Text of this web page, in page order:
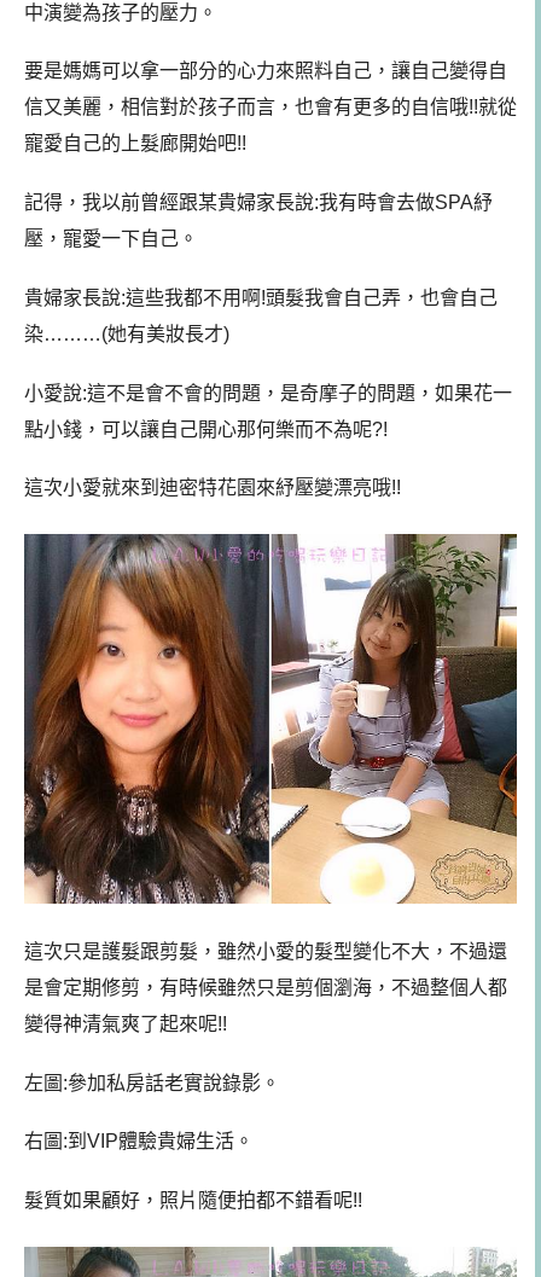
中演變為孩子的壓力。
要是媽媽可以拿一部分的心力來照料自己，讓自己變得自
信又美麗，相信對於孩子而言，也會有更多的自信哦!!就從
寵愛自己的上髮廊開始吧!!
記得，我以前曾經跟某貴婦家長說:我有時會去做SPA紓
壓，寵愛一下自己。
貴婦家長說:這些我都不用啊!頭髮我會自己弄，也會自己
染………(她有美妝長才)
小愛說:這不是會不會的問題，是奇摩子的問題，如果花一
點小錢，可以讓自己開心那何樂而不為呢?!
這次小愛就來到迪密特花園來紓壓變漂亮哦!!
這次只是護髮跟剪髮，雖然小愛的髮型變化不大，不過還
是會定期修剪，有時候雖然只是剪個瀏海，不過整個人都
變得神清氣爽了起來呢!!
左圖:參加私房話老實說錄影。
右圖:到VIP體驗貴婦生活。
髮質如果顧好，照片隨便拍都不錯看呢!!